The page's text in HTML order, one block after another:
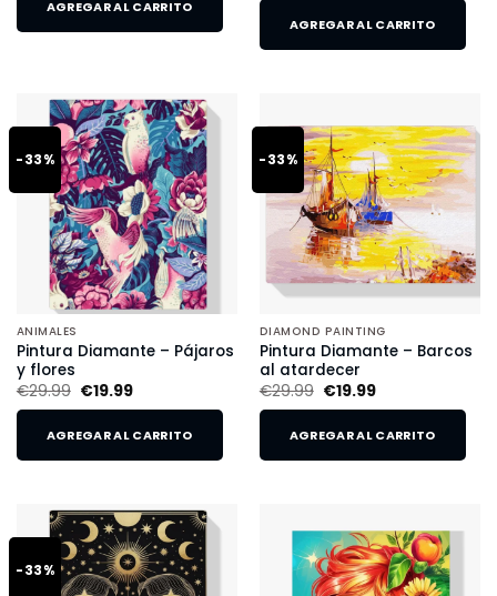
AGREGAR AL CARRITO
AGREGAR AL CARRITO
-33%
ANIMALES
Pintura Diamante – Pájaros
y flores
€29.99 €19.99
AGREGAR AL CARRITO
-33%
DIAMOND PAINTING
Pintura Diamante – Barcos
al atardecer
€29.99 €19.99
AGREGAR AL CARRITO
-33%